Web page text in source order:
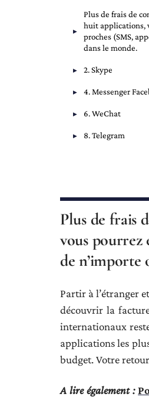
Plus de frais de
huit applications,
proches (SMS,
dans le monde.
2. Skype
4. Messenger
6. WeChat
8. Telegram
Plus de frais
vous pourrez
de n’importe
Partir à l’étranger
découvrir la
internationaux
applications les
budget. Votre
A lire également :